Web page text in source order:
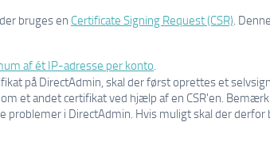
bruges en Certificate Signing Request (CSR) .
af ét IP-adresse per konto
på DirectAdmin, skal der først oprettes et
et andet certifikat ved hjælp af en CSR'en.
i DirectAdmin. Hvis muligt skal der derfor